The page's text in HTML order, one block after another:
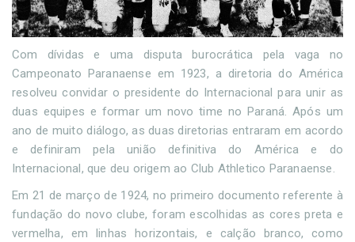
Com dívidas e uma disputa burocrática pela vaga no
Campeonato Paranaense em 1923, a diretoria do América
resolveu convidar o presidente do Internacional para unir as
duas equipes e formar um novo time no Paraná. Após um
ano de muito diálogo, as duas diretorias entraram em acordo
e definiram pela união definitiva do América e do
Internacional, que deu origem ao Club Athletico Paranaense.
Em 21 de março de 1924, no primeiro documento referente à
fundação do novo clube, foram escolhidas as cores preta e
vermelha, em linhas horizontais, e calção branco, como